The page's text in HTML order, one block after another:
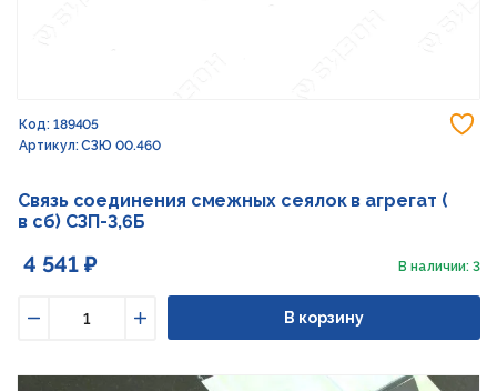
Код: 189405
Артикул: СЗЮ 00.460
Связь соединения смежных сеялок в агрегат (
в сб) СЗП-3,6Б
4 541 ₽ В наличии: 3
Увеличить
В корзину